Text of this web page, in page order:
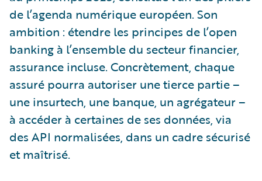
de l’agenda numérique européen. Son
ambition : étendre les principes de l’open
banking à l’ensemble du secteur financier,
assurance incluse. Concrètement, chaque
assuré pourra autoriser une tierce partie –
une insurtech, une banque, un agrégateur –
à accéder à certaines de ses données, via
des API normalisées, dans un cadre sécurisé
et maîtrisé.